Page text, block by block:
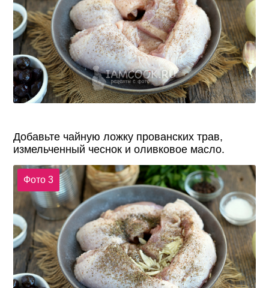
Добавьте чайную ложку прованских трав,
измельченный чеснок и оливковое масло.
Фото 3